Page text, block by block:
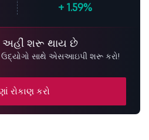
+1.59%
અહીં શરૂ થાય છે
ઉદ્યોગો સાથે એસઆઇપી શરૂ કરો!
રોકાણ કરો